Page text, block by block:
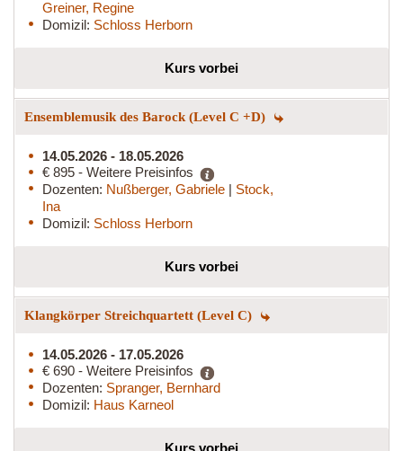
Greiner, Regine
Domizil: Schloss Herborn
Kurs vorbei
Ensemblemusik des Barock (Level C +D)
14.05.2026 - 18.05.2026
€ 895 - Weitere Preisinfos
Dozenten: Nußberger, Gabriele | Stock,
Ina
Domizil: Schloss Herborn
Kurs vorbei
Klangkörper Streichquartett (Level C)
14.05.2026 - 17.05.2026
€ 690 - Weitere Preisinfos
Dozenten: Spranger, Bernhard
Domizil: Haus Karneol
Kurs vorbei